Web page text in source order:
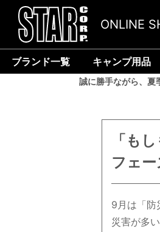
ONLINE
ブランド一覧 キャンプ用品
誠に勝手ながら、
「も
フェ
9月は「防
災害が多